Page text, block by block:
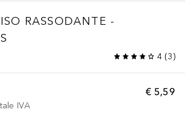
RASSODANTE -
4 (3)
€ 5,59
IVA